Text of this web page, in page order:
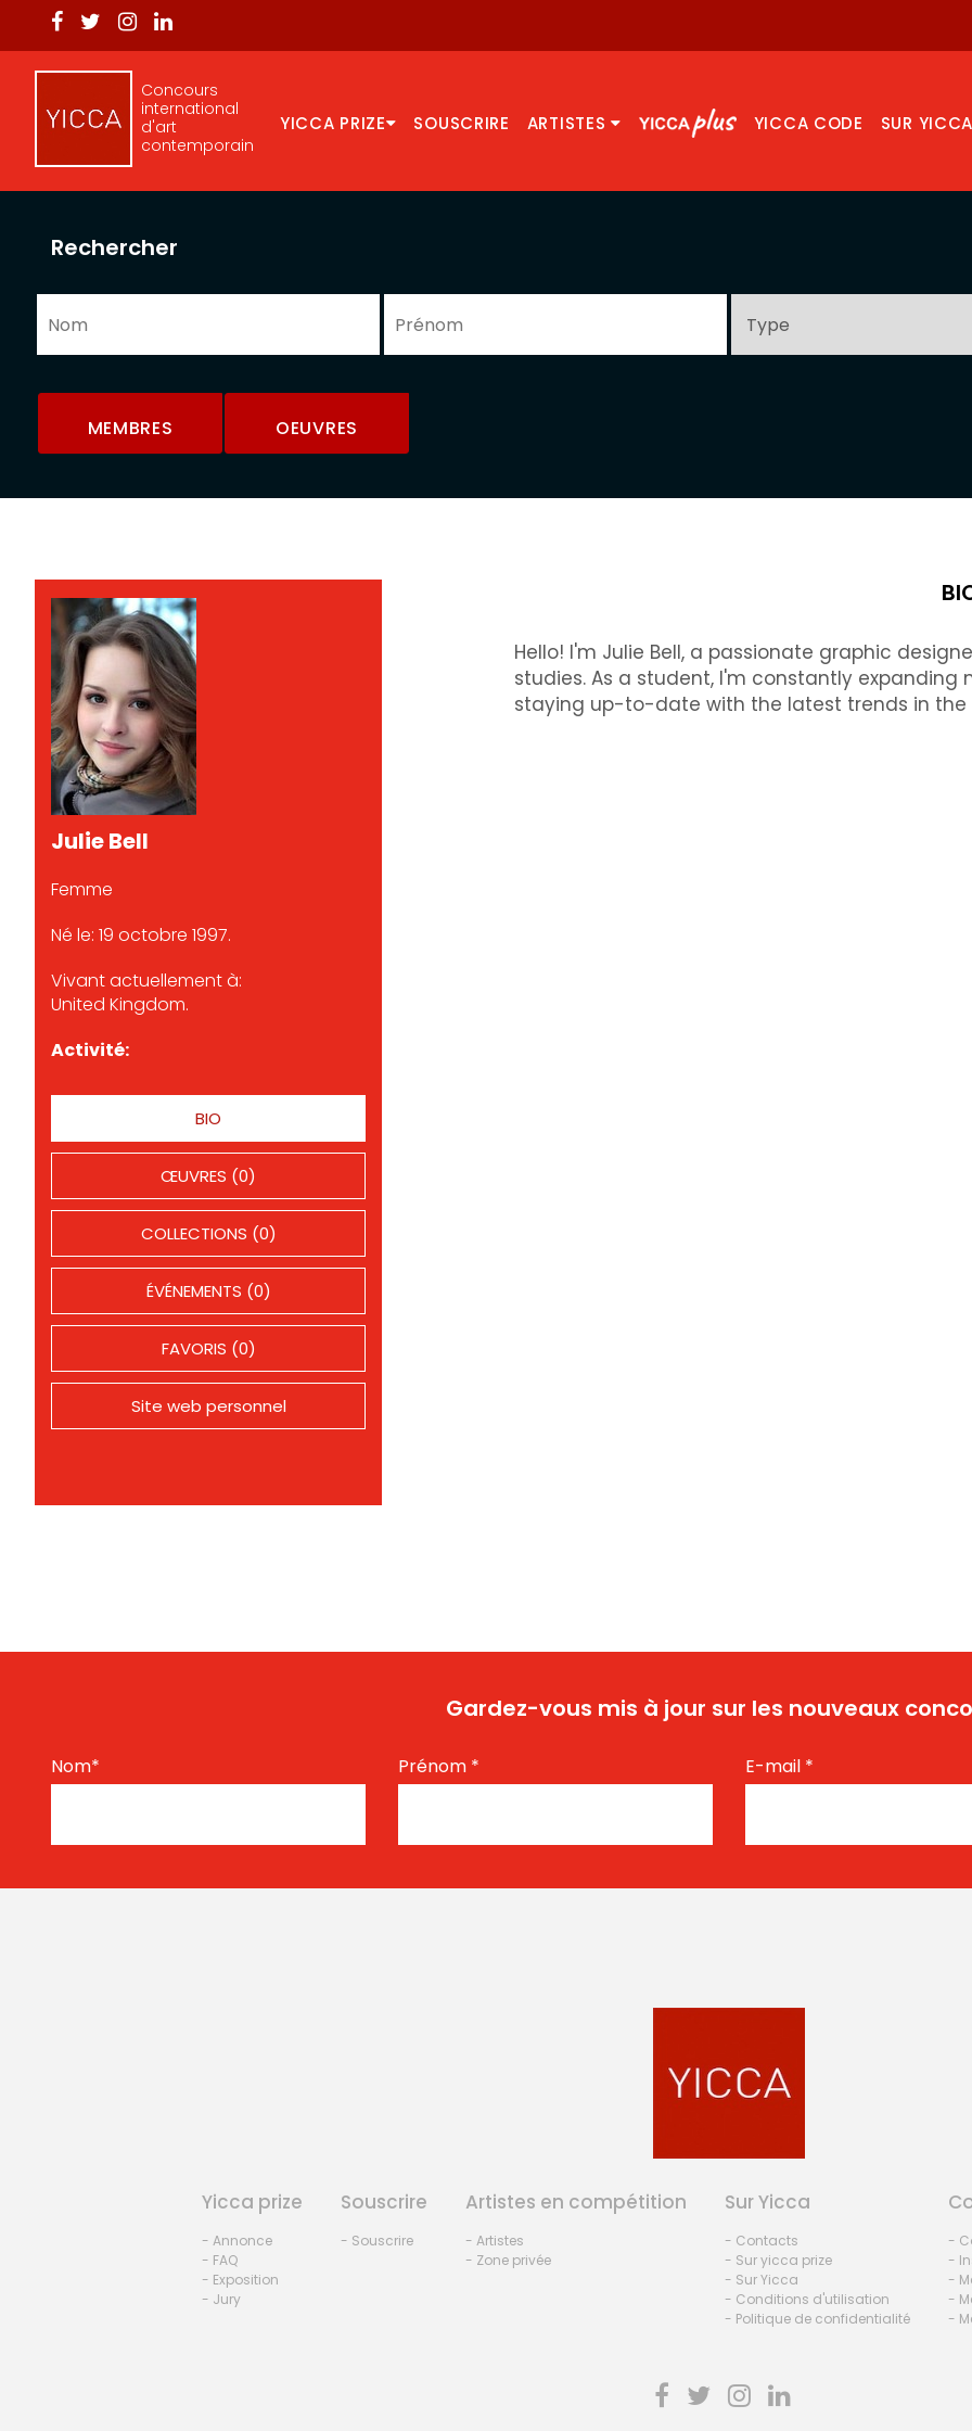
Concours
international
d'art
contemporain
YICCA PRIZE SOUSCRIRE ARTISTES YICCA CODE SUR
Rechercher
MEMBRES OEUVRES
Julie Bell
Femme
Né le: 19 octobre 1997.
Vivant actuellement à:
United Kingdom.
Activité:
BIO
ŒUVRES (0)
COLLECTIONS (0)
ÉVÉNEMENTS (0)
FAVORIS (0)
Site web personnel
Hello! I'm Julie Bell, a passionate graphic
studies. As a student, I'm constantly expanding
staying up-to-date with the latest trends in the
Gardez-vous mis à jour sur les nouveaux
Nom* Prénom * E-mail *
Yicca prize
- Annonce
- FAQ
- Exposition
- Jury
Souscrire
- Souscrire
Artistes en compétition
- Artistes
- Zone privée
Sur Yicca
- Contacts
- Sur yicca prize
- Sur Yicca
- Conditions d'utilisation
- Politique de confidentialité
-
-
-
-
-